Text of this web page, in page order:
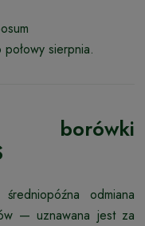
sierpnia.
borówki
odmiana
— uznawana jest za